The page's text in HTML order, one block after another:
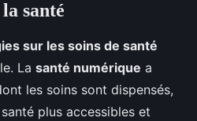
santé
sur les soins de santé
La santé numérique a
les soins sont dispensés,
plus accessibles et